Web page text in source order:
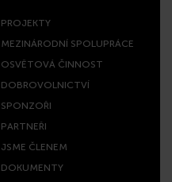
PROJEKTY
MEZINÁRODNÍ SPOLUPRÁCE
OSVĚTOVÁ ČINNOST
DOBROVOLNICTVÍ
SPONZOŘI
PARTNEŘI
JSME ČLENEM
DOKUMENTY